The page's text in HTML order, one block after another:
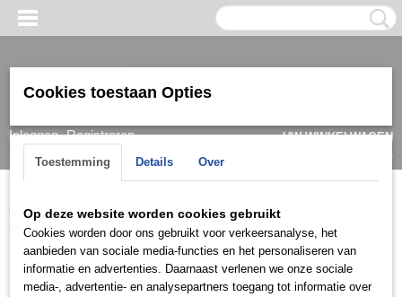
Inloggen Registreren
UW WINKELWAGEN
(0)
Home > Horloge > Olympic Heren Olympic OL72HSS411B
Cookies toestaan Opties
Toestemming Details Over
Op deze website worden cookies gebruikt
Cookies worden door ons gebruikt voor verkeersanalyse, het
aanbieden van sociale media-functies en het personaliseren van
informatie en advertenties. Daarnaast verlenen we onze sociale
media-, advertentie- en analysepartners toegang tot informatie over